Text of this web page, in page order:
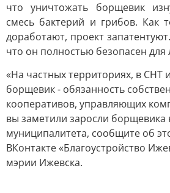
что уничтожать борщевик
смесь бактерий и грибов. Как
доработают, проект
что он полностью безопасен
«На частных территориях, в СНТ
борщевик - обязанность
кооперативов, управляющих
вы заметили заросли борщевика
муниципалитета, сообщите об
ВКонтакте «Благоустройство
мэрии Ижевска.